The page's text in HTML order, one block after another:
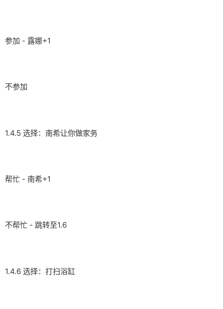
参加 - 露娜+1
不参加
1.4.5 选择：南希让你做家务
帮忙 - 南希+1
不帮忙 - 跳转至1.6
1.4.6 选择：打扫浴缸